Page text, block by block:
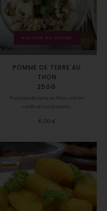
AJOUTER AU PANIER
POMME DE TERRE AU
THON
250G
Pommes de terre au thon, citron
confit et condiments.
6,00 €